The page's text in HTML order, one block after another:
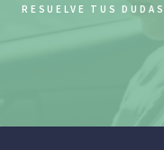
RESUELVE TUS